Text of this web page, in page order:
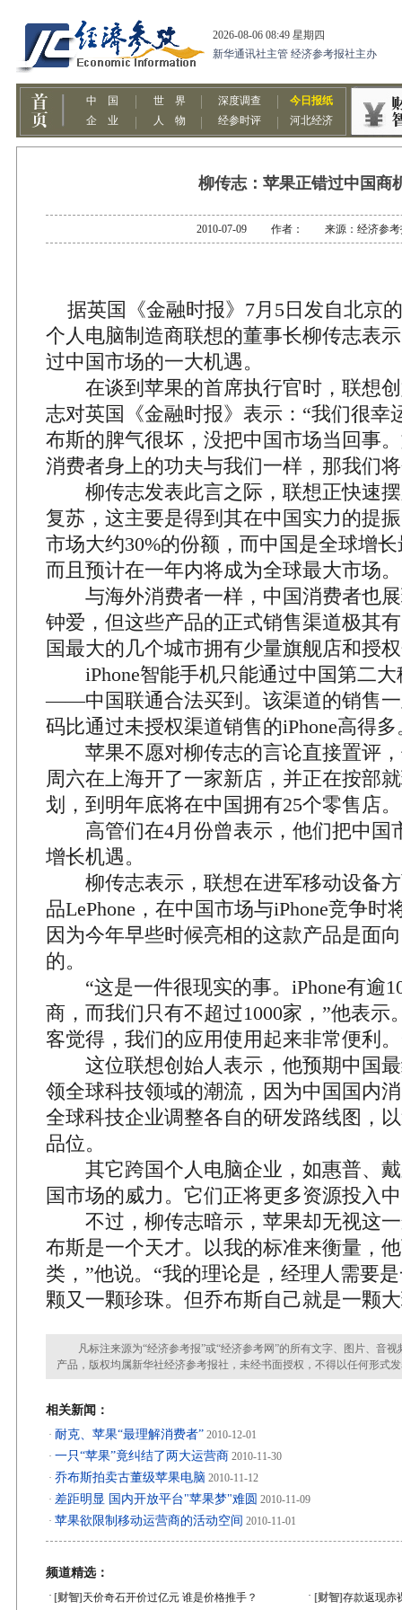
柳传志：苹果正错过中国商
2010-07-09 作者： 来源：经济参考
据英国《金融时报》7月5日发自北京
个人电脑制造商联想的董事长柳传志表
过中国市场的一大机遇。
在谈到苹果的首席执行官时，联想创
志对英国《金融时报》表示：“我们很幸
布斯的脾气很坏，没把中国市场当回事
消费者身上的功夫与我们一样，那我们
柳传志发表此言之际，联想正快速摆
复苏，这主要是得到其在中国实力的提
市场大约30%的份额，而中国是全球增
而且预计在一年内将成为全球最大市场。
与海外消费者一样，中国消费者也展
钟爱，但这些产品的正式销售渠道极其
国最大的几个城市拥有少量旗舰店和授
iPhone智能手机只能通过中国第二大
——中国联通合法买到。该渠道的销售
码比通过未授权渠道销售的iPhone高得多
苹果不愿对柳传志的言论直接置评，
周六在上海开了一家新店，并正在按部
划，到明年底将在中国拥有25个零售店。
高管们在4月份曾表示，他们把中国
增长机遇。
柳传志表示，联想在进军移动设备方
品LePhone，在中国市场与iPhone竞争时
因为今年早些时候亮相的这款产品是面
的。
“这是一件很现实的事。iPhone有逾
商，而我们只有不超过1000家，”他表示
客觉得，我们的应用使用起来非常便利
这位联想创始人表示，他预期中国最
领全球科技领域的潮流，因为中国国内
全球科技企业调整各自的研发路线图，
品位。
其它跨国个人电脑企业，如惠普、戴
国市场的威力。它们正将更多资源投入
不过，柳传志暗示，苹果却无视这一
布斯是一个天才。以我的标准来衡量，
类，”他说。“我的理论是，经理人需要
颗又一颗珍珠。但乔布斯自己就是一颗
凡标注来源为“经济参考报”或“经济参考网”的所有文字、图片、音视
产品，版权均属新华社经济参考报社，未经书面授权，不得以任何形式
相关新闻：
· 耐克、苹果“最理解消费者” 2010-12-01
· 一只“苹果”竟纠结了两大运营商 2010-11-30
· 乔布斯拍卖古董级苹果电脑 2010-11-12
· 差距明显 国内开放平台"苹果梦"难圆 2010-11-09
· 苹果欲限制移动运营商的活动空间 2010-11-01
频道精选：
· [财智] 天价奇石开价过亿元 谁是价格推手？ · [财智]存款返现赤